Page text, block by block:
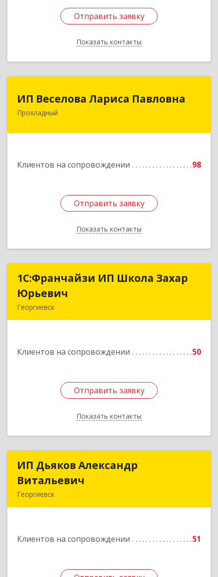
Отправить заявку
Показать контакты
Отправить заявку
Назад
ИП Веселова Лариса Павловна
Прохладный
Клиентов на сопровождении 98
Отправить заявку
Показать контакты
Отправить заявку
Назад
1С:Франчайзи ИП Школа Захар
Юрьевич
Георгиевск
Клиентов на сопровождении 50
Отправить заявку
Показать контакты
1С:Франчайзи ИП Школа Захар
Отправить заявку
Назад
ИП Дьяков Александр
Витальевич
Георгиевск
Клиентов на сопровождении 51
ИП Дьяков Александр